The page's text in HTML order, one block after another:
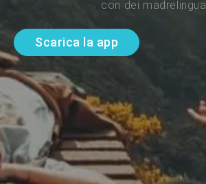
con dei madrelingua
Scarica la app